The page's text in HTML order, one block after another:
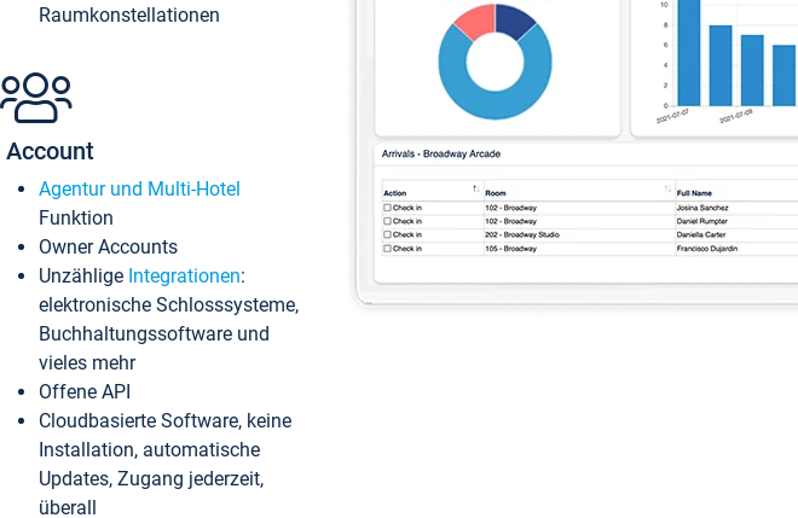
Raumkonstellationen
Account
Agentur und Multi-Hotel
Funktion
Owner Accounts
Unzählige Integrationen:
elektronische Schlosssysteme,
Buchhaltungssoftware und
vieles mehr
Offene API
Cloudbasierte Software, keine
Installation, automatische
Updates, Zugang jederzeit,
überall